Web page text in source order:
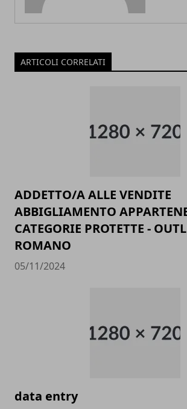
ARTICOLI CORRELATI
ADDETTO/A ALLE VENDITE
ABBIGLIAMENTO
CATEGORIE PROTETTE -
ROMANO
05/11/2024
data entry